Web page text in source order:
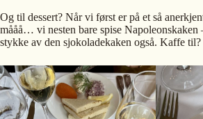
Og til dessert? Når vi først er på et så
mååå… vi nesten bare spise Napoleonskaken
stykke av den sjokoladekaken også. Kaffe til?